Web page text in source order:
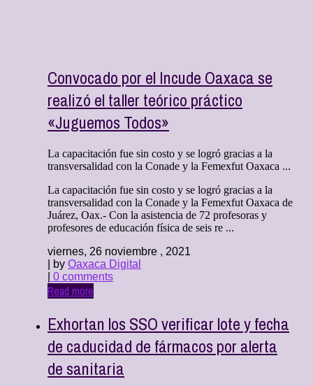
Convocado por el Incude Oaxaca se
realizó el taller teórico práctico
«Juguemos Todos»
La capacitación fue sin costo y se logró gracias a la
transversalidad con la Conade y la Femexfut Oaxaca ...
La capacitación fue sin costo y se logró gracias a la
transversalidad con la Conade y la Femexfut Oaxaca de
Juárez, Oax.- Con la asistencia de 72 profesoras y
profesores de educación física de seis re ...
viernes, 26 noviembre , 2021
| by Oaxaca Digital
0 comments
Read more
Exhortan los SSO verificar lote y fecha
de caducidad de fármacos por alerta
de sanitaria